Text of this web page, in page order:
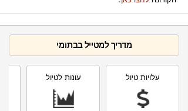
מדריך למטייל בבתומי
עלויות טיול עונות לטיול